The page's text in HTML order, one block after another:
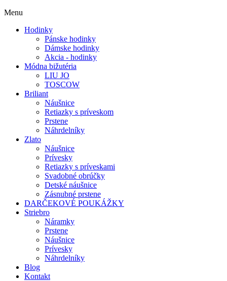
Menu
Hodinky
Pánske hodinky
Dámske hodinky
Akcia - hodinky
Módna bižutéria
LIU JO
TOSCOW
Briliant
Náušnice
Retiazky s príveskom
Prstene
Náhrdelníky
Zlato
Náušnice
Prívesky
Retiazky s príveskami
Svadobné obrúčky
Detské náušnice
Zásnubné prstene
DARČEKOVÉ POUKÁŽKY
Striebro
Náramky
Prstene
Náušnice
Prívesky
Náhrdelníky
Blog
Kontakt